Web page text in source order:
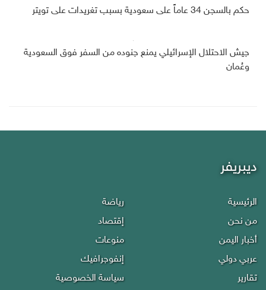
حكم بالسجن 34 عاماً على سعودية بسبب تغريدات على تويتر
جيش الاحتلال الإسرائيلي يمنع جنوده من السفر فوق السعودية
وعُمان
ديبريفر
الرئيسية
من نحن
أخبار اليمن
عربي دولي
تقارير
رياضة
إقتصاد
منوعات
إنفوجرافيك
سياسة الخصوصية